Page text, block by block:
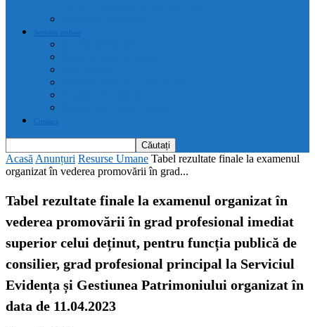
Servicii online
Contact
AcasăAnunțuri Resurse Umane Tabel rezultate finale la examenul
organizat în vederea promovării în grad...
Tabel rezultate finale la examenul organizat în
vederea promovării în grad profesional imediat
superior celui deținut, pentru funcția publică de
consilier, grad profesional principal la Serviciul
Evidența și Gestiunea Patrimoniului organizat în
data de 11.04.2023